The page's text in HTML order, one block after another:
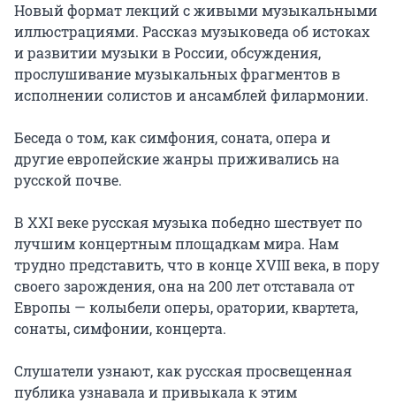
Новый формат лекций с живыми музыкальными
иллюстрациями. Рассказ музыковеда об истоках
и развитии музыки в России, обсуждения,
прослушивание музыкальных фрагментов в
исполнении солистов и ансамблей филармонии.
Беседа о том, как симфония, соната, опера и
другие европейские жанры приживались на
русской почве.
В XXI веке русская музыка победно шествует по
лучшим концертным площадкам мира. Нам
трудно представить, что в конце XVIII века, в пору
своего зарождения, она на 200 лет отставала от
Европы — колыбели оперы, оратории, квартета,
сонаты, симфонии, концерта.
Слушатели узнают, как русская просвещенная
публика узнавала и привыкала к этим